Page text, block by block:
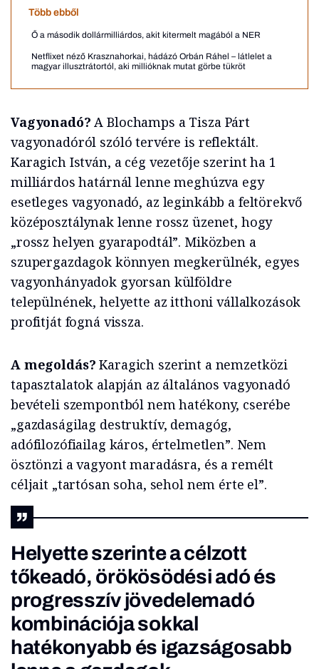
Több ebből
Ő a második dollármilliárdos, akit kitermelt magából a NER
Netflixet néző Krasznahorkai, hádázó Orbán Ráhel – látlelet a
magyar illusztrátortól, aki millióknak mutat görbe tükröt
Vagyonadó?A Blochamps a Tisza Párt
vagyonadóról szóló tervére is reflektált.
Karagich István, a cég vezetője szerint ha 1
milliárdos határnál lenne meghúzva egy
esetleges vagyonadó, az leginkább a feltörekvő
középosztálynak lenne rossz üzenet, hogy
„rossz helyen gyarapodtál”. Miközben a
szupergazdagok könnyen megkerülnék, egyes
vagyonhányadok gyorsan külföldre
települnének, helyette az itthoni vállalkozások
profitját fogná vissza.
A megoldás?Karagich szerint a nemzetközi
tapasztalatok alapján az általános vagyonadó
bevételi szempontból nem hatékony, cserébe
„gazdaságilag destruktív, demagóg,
adófilozófiailag káros, értelmetlen”. Nem
ösztönzi a vagyont maradásra, és a remélt
céljait „tartósan soha, sehol nem érte el”.
Helyette szerinte a célzott
tőkeadó, örökösödési adó és
progresszív jövedelemadó
kombinációja sokkal
hatékonyabb és igazságosabb